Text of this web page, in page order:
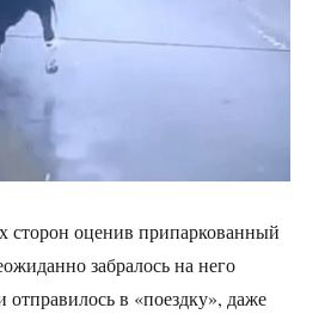
сторон оценив припаркованный
забралось на него
в «поездку», даже